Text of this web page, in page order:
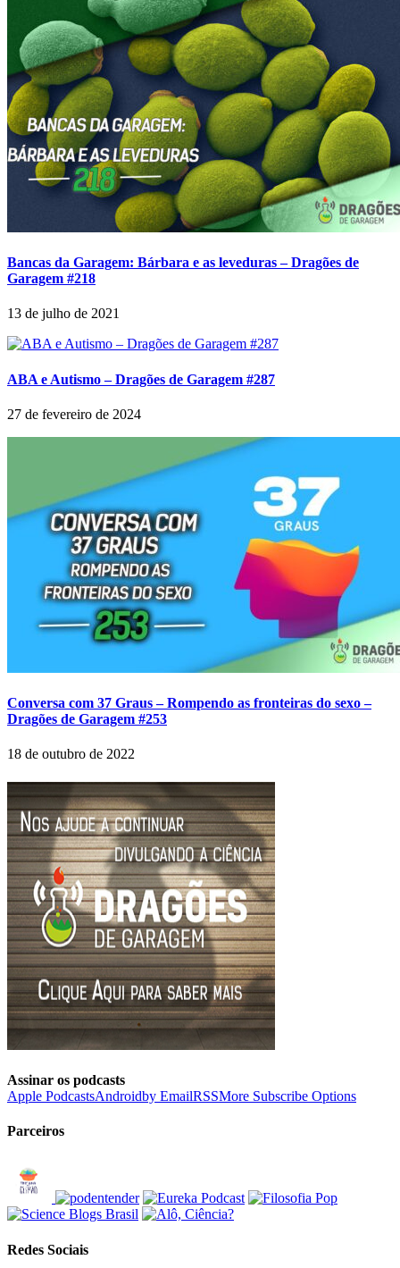
Bancas da Garagem: Bárbara e as leveduras – Dragões de
Garagem #218
13 de julho de 2021
ABA e Autismo – Dragões de Garagem #287
27 de fevereiro de 2024
Conversa com 37 Graus – Rompendo as fronteiras do sexo –
Dragões de Garagem #253
18 de outubro de 2022
Assinar os podcasts
Apple PodcastsAndroidby EmailRSSMore Subscribe Options
Parceiros
Redes Sociais